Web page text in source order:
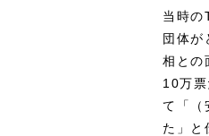
当時の
団体が
相との
10万
て「（
た」と